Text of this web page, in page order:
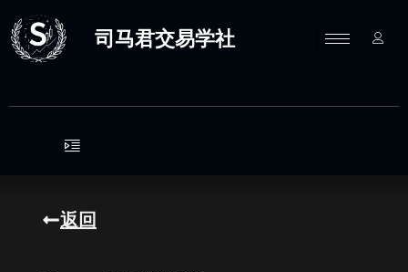
至
内
司马君交易学社
返回